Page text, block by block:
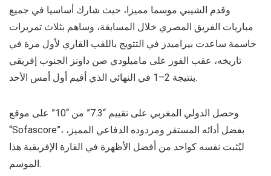
وقدم الشيبي موسما مميزا، حيث شارك أساسيا في جميع
مباريات الفريق المصري خلال المسابقة، وساهم بثلاث تمريرات
حاسمة ساعدت بيراميدز في التتويج باللقب القاري لأول مرة في
تاريخه، عقب الفوز على ماميلودي صن داونز الجنوب إفريقي
بنتيجة 2–1 في النهائي الذي أقيم أول أمس الأحد.
وحصل الدولي المغربي على تقييم “7.3” من “10” على موقع
“Sofascore”، بفضل أدائه المستقر ومردوده الدفاعي المميز،
ليُثبت نفسه كواحد من أفضل الأظهرة في القارة الإفريقية هذا
الموسم.